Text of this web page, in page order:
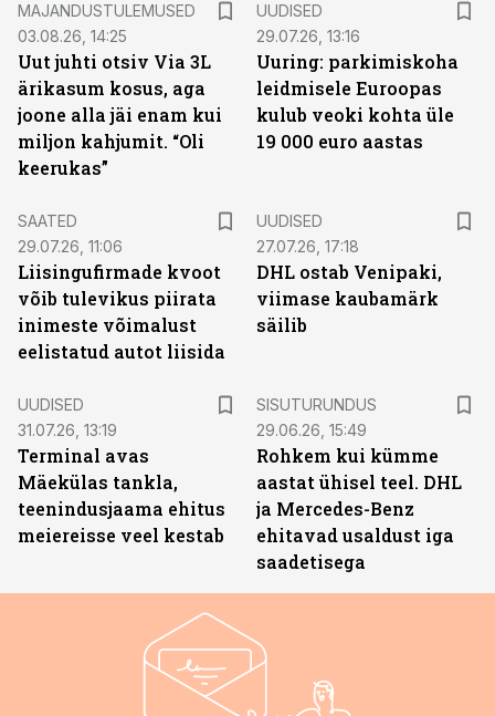
MAJANDUSTULEMUSED
03.08.26, 14:25
Uut juhti otsiv Via 3L
ärikasum kosus, aga
joone alla jäi enam kui
miljon kahjumit. “Oli
keerukas”
UUDISED
29.07.26, 13:16
Uuring: parkimiskoha
leidmisele Euroopas
kulub veoki kohta üle
19 000 euro aastas
SAATED
29.07.26, 11:06
Liisingufirmade kvoot
võib tulevikus piirata
inimeste võimalust
eelistatud autot liisida
UUDISED
27.07.26, 17:18
DHL ostab Venipaki,
viimase kaubamärk
säilib
UUDISED
31.07.26, 13:19
Terminal avas
Mäekülas tankla,
teenindusjaama ehitus
meiereisse veel kestab
SISUTURUNDUS
29.06.26, 15:49
Rohkem kui kümme
aastat ühisel teel. DHL
ja Mercedes-Benz
ehitavad usaldust iga
saadetisega